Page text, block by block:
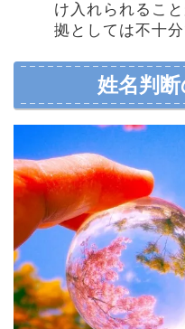
け入れられるこ
拠としては不十分
姓名判